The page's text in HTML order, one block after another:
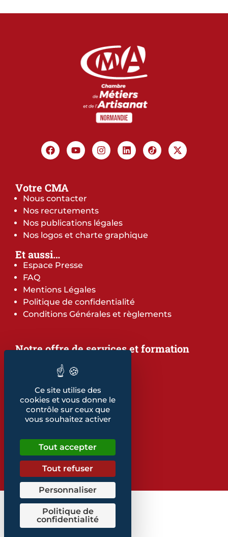
Votre CMA
Nous contacter
Nos recrutements
Nos publications légales
Nos logos et charte graphique
Et aussi…
Espace Presse
FAQ
Mentions Légales
Politique de confidentialité
Conditions Générales et règlements
Notre offre de services et formation
Notre offre de formation
Les indicateurs
Nos publications
Retrouvez également...
Notre glossaire
Ce site utilise des
cookies et vous donne le
contrôle sur ceux que
vous souhaitez activer
Tout accepter
Tout refuser
Personnaliser
Politique de
confidentialité